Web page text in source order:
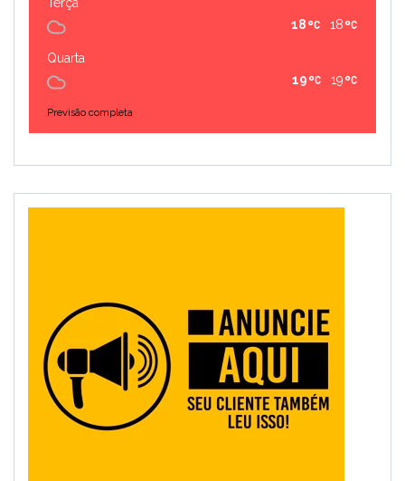
Terça
18
18
Quarta
19
19
Previsão completa